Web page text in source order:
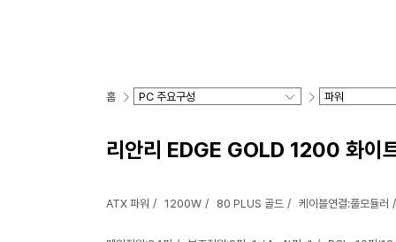
홈
리안리 EDGE GOLD 1200 화이
ATX 파워 1200W 80 PLUS 골드 케이블연결:풀모듈러